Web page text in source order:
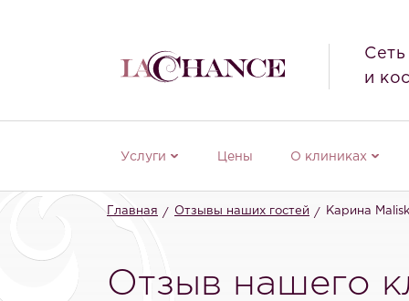
и
Услуги Цены О клиниках
Главная Отзывы наших гостей Карина
Отзыв нашего